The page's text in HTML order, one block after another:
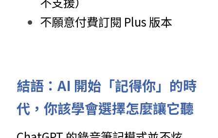
不願意付費訂閱 Plus 版本
結語：AI 開始「記得你」的時
代，你該學會選擇怎麼讓它聽